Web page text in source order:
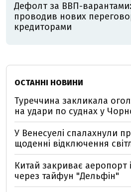
Дефолт за ВВП-
проводив нових
кредиторами
ОСТАННІ НОВИНИ
Туреччина закликала
на удари по суднах у
У Венесуелі спалахнули
щоденні відключення
Китай закриває аеропорт
через тайфун "Дельфін"